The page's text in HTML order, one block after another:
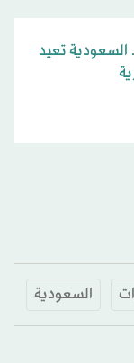
تعيد
السعودية